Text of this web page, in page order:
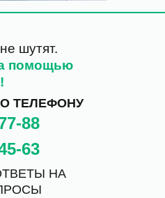
шутят.
помощью
ТЕЛЕФОНУ
НА
88
63